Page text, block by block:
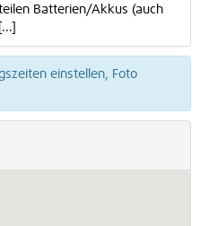
Batterien/Akkus (auch
einstellen, Foto